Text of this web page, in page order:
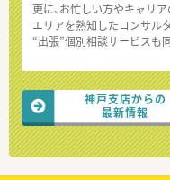
更に、お忙しい方やキャリ
エリアを熟知したコンサル
“出張”個別相談サービスも
神戸支店からの
最新情報